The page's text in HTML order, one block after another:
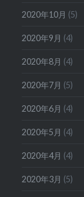
2020年10月 (5)
2020年9月 (4)
2020年8月 (4)
2020年7月 (5)
2020年6月 (4)
2020年5月 (4)
2020年4月 (4)
2020年3月 (5)